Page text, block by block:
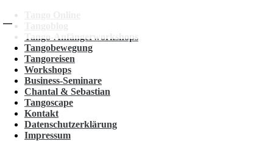
Tango-Anfängerworkshops
Tangobewegung
Tangoreisen
Workshops
Business-Seminare
Chantal & Sebastian
Tangoscape
Kontakt
Datenschutzerklärung
Impressum